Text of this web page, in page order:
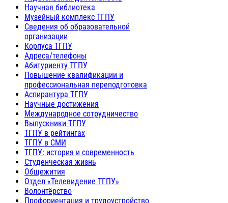
Научная библиотека
Музейный комплекс ТГПУ
Сведения об образовательной
организации
Корпуса ТГПУ
Адреса/телефоны
Абитуриенту ТГПУ
Повышение квалификации и
профессиональная переподготовка
Аспирантура ТГПУ
Научные достижения
Международное сотрудничество
Выпускники ТГПУ
ТГПУ в рейтингах
ТГПУ в СМИ
ТГПУ: история и современность
Студенческая жизнь
Общежития
Отдел «Телевидение ТГПУ»
Волонтёрство
Профориентация и трудоустройство